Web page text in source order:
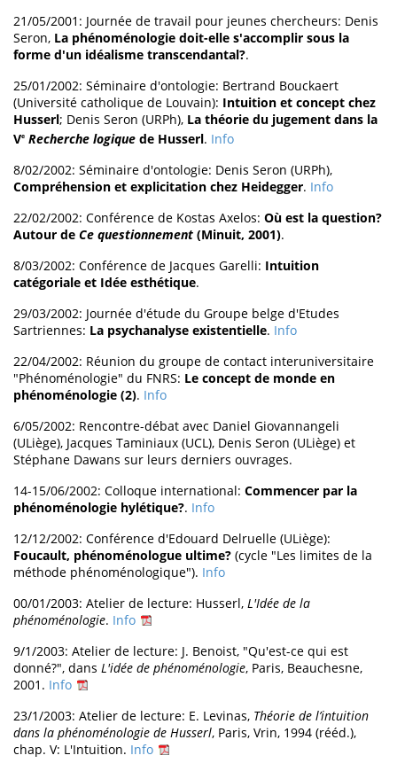
21/05/2001: Journée de travail pour jeunes chercheurs: Denis
Seron, La phénoménologie doit-elle s'accomplir sous la
forme d'un idéalisme transcendantal?.
25/01/2002: Séminaire d'ontologie: Bertrand Bouckaert
(Université catholique de Louvain): Intuition et concept chez
Husserl; Denis Seron (URPh), La théorie du jugement dans la
Ve Recherche logique de Husserl. Info
8/02/2002: Séminaire d'ontologie: Denis Seron (URPh),
Compréhension et explicitation chez Heidegger. Info
22/02/2002: Conférence de Kostas Axelos: Où est la question?
Autour de Ce questionnement (Minuit, 2001).
8/03/2002: Conférence de Jacques Garelli: Intuition
catégoriale et Idée esthétique.
29/03/2002: Journée d'étude du Groupe belge d'Etudes
Sartriennes: La psychanalyse existentielle. Info
22/04/2002: Réunion du groupe de contact interuniversitaire
"Phénoménologie" du FNRS: Le concept de monde en
phénoménologie (2). Info
6/05/2002: Rencontre-débat avec Daniel Giovannangeli
(ULiège), Jacques Taminiaux (UCL), Denis Seron (ULiège) et
Stéphane Dawans sur leurs derniers ouvrages.
14-15/06/2002: Colloque international: Commencer par la
phénoménologie hylétique?. Info
12/12/2002: Conférence d'Edouard Delruelle (ULiège):
Foucault, phénoménologue ultime? (cycle "Les limites de la
méthode phénoménologique"). Info
00/01/2003: Atelier de lecture: Husserl, L'Idée de la
phénoménologie. Info
9/1/2003: Atelier de lecture: J. Benoist, "Qu'est-ce qui est
donné?", dans L'idée de phénoménologie, Paris, Beauchesne,
2001. Info
23/1/2003: Atelier de lecture: E. Levinas, Théorie de l’intuition
dans la phénoménologie de Husserl, Paris, Vrin, 1994 (rééd.),
chap. V: L'Intuition. Info